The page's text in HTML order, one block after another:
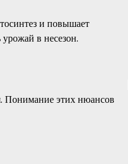
и повышает
в несезон.
Понимание этих нюансов